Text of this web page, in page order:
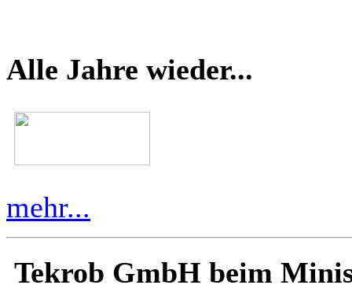
Alle Jahre wieder...
mehr...
Tekrob GmbH beim